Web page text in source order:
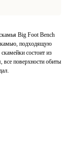
Big Foot Bench
подходящую
состоит из
все поверхности обиты